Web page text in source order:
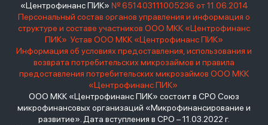
«Центрофинанс ПИК» № 651403111005236 от 11.06.2014
Персональный состав органов управления и информация о
структуре и составе участников ООО МКК «Центрофинанс
ПИК» Устав ООО МКК «Центрофинанс ПИК»
Информация об условиях предоставления, использования и
возврата потребительских микрозаймов и правила
предоставления потребительских микрозаймов ООО МКК
«Центрофинанс ПИК»
ООО МКК «Центрофинанс ПИК» состоит в СРО Союз
микрофинансовых организаций «Микрофинансирование и
развитие». Дата вступления в СРО – 11.03.2022 г.